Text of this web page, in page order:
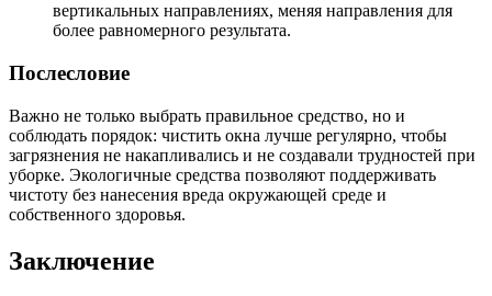
вертикальных направлениях, меняя направления для
более равномерного результата.
Послесловие
Важно не только выбрать правильное средство, но и
соблюдать порядок: чистить окна лучше регулярно, чтобы
загрязнения не накапливались и не создавали трудностей при
уборке. Экологичные средства позволяют поддерживать
чистоту без нанесения вреда окружающей среде и
собственного здоровья.
Заключение